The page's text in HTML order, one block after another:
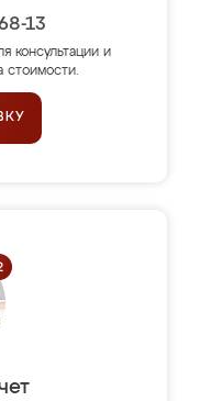
13
консультации и
стоимости.